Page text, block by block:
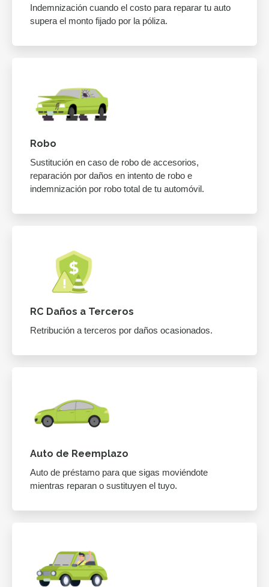
Indemnización cuando el costo para reparar tu auto
supera el monto fijado por la póliza.
Robo
Sustitución en caso de robo de accesorios,
reparación por daños en intento de robo e
indemnización por robo total de tu automóvil.
RC Daños a Terceros
Retribución a terceros por daños ocasionados.
Auto de Reemplazo
Auto de préstamo para que sigas moviéndote
mientras reparan o sustituyen el tuyo.